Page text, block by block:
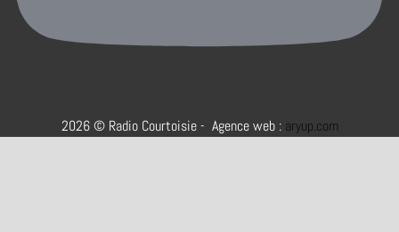
2026 © Radio Courtoisie - Agence web : aryup.com